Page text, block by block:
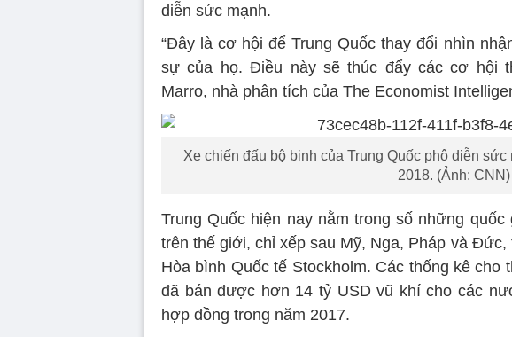
diễn sức mạnh.
“Đây là cơ hội để Trung Quốc thay đổi nhìn
sự của họ. Điều này sẽ thúc đẩy các cơ hội
Marro, nhà phân tích của The Economist
Xe chiến đấu bộ binh của Trung Quốc phô diễn
2018. (Ảnh: CNN)
Trung Quốc hiện nay nằm trong số những
trên thế giới, chỉ xếp sau Mỹ, Nga, Pháp và
Hòa bình Quốc tế Stockholm. Các thống kê cho
đã bán được hơn 14 tỷ USD vũ khí cho các
hợp đồng trong năm 2017.